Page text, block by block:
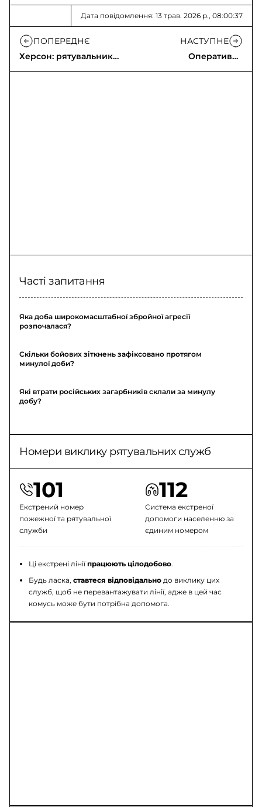
Дата повідомлення: 13 трав. 2026 р., 08:00:37
ПОПЕРЕДНЄ
Херсон: рятувальники
ліквідували наслідки
НАСТУПНЕ
Оперативна
інформація щодо
Часті запитання
Яка доба широкомасштабної збройної агресії
розпочалася?
Скільки бойових зіткнень зафіксовано протягом
минулої доби?
Які втрати російських загарбників склали за минулу
добу?
Номери виклику рятувальних служб
101
Екстрений номер
пожежної та рятувальної
служби
112
Система екстреної
допомоги населенню за
єдиним номером
Ці екстрені лініїпрацюють цілодобово.
Будь ласка,ставтеся відповідально до виклику цих
служб, щоб не перевантажувати лінії, адже в цей час
комусь може бути потрібна допомога.